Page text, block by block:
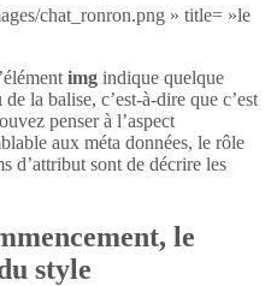
chat_ronron.png » title= »le
img indique quelque
la balise, c’est-à-dire que c’est
penser à l’aspect
aux méta données, le rôle
d’attribut sont de décrire les
le
style